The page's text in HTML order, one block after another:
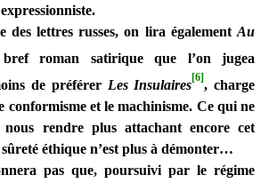
lettres russes, on lira également Au
roman satirique que l’on jugea
de préférer Les Insulaires[6], charge
conformisme et le machinisme. Ce qui ne
rendre plus attachant encore cet
éthique n’est plus à démonter…
pas que, poursuivi par le régime